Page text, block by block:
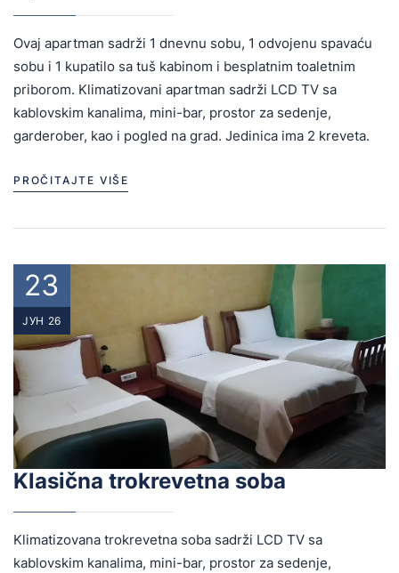
Ovaj apartman sadrži 1 dnevnu sobu, 1 odvojenu spavaću
sobu i 1 kupatilo sa tuš kabinom i besplatnim toaletnim
priborom. Klimatizovani apartman sadrži LCD TV sa
kablovskim kanalima, mini-bar, prostor za sedenje,
garderober, kao i pogled na grad. Jedinica ima 2 kreveta.
PROČITAJTE VIŠE
23
ЈУН 26
Klasična trokrevetna soba
Klimatizovana trokrevetna soba sadrži LCD TV sa
kablovskim kanalima, mini-bar, prostor za sedenje,